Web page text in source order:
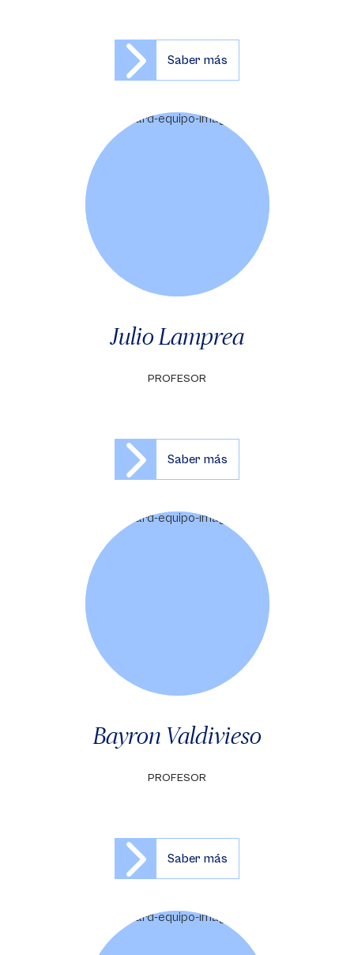
Saber más
Julio Lamprea
PROFESOR
Saber más
Bayron Valdivieso
PROFESOR
Saber más